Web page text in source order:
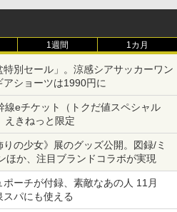
1週間 1カ月
別セール」。涼感シアサッカーワン
ショーツは1990円に
線eチケット（トクだ値スペシャル
えきねっと限定
の少女》展のグッズ公開。図録/ミ
ほか、注目ブランドコラボが実現
ポーチが付録、素敵なあの人 11月
パにも使える